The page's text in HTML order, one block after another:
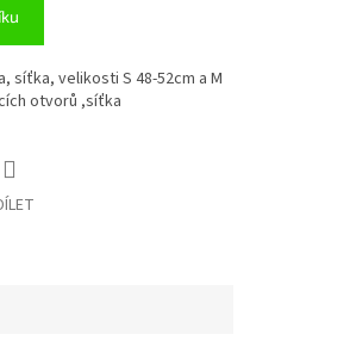
síťka, velikosti S 48-52cm a M
otvorů ,síťka